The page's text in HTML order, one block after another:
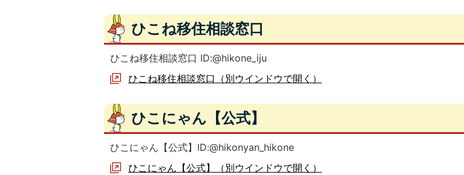
ひこね移住相談窓口
ひこね移住相談窓口 ID:@hikone_iju
ひこね移住相談窓口（別ウインドウで開く）
ひこにゃん【公式】
ひこにゃん【公式】ID:@hikonyan_hikone
ひこにゃん【公式】（別ウインドウで開く）